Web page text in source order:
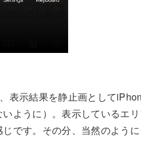
表示結果を静止画として
ように）。表示しているエ
です。その分、当然のように